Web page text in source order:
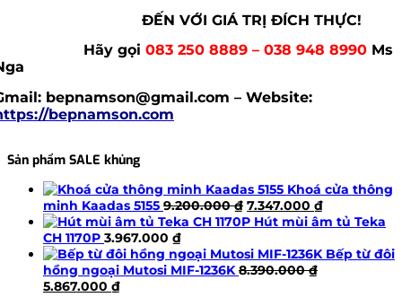
ĐẾN VỚI GIÁ TRỊ ĐÍCH THỰC!
gọi 083 250 8889 – 038 948 8990 Ms
bepnamson@gmail.com – Website:
bepnamson.com
Sản phẩm SALE khủng
Khoá cửa thông
minh Kaadas 5155 9.200.000₫ Giá
gốc
9.200.000 ₫.
7.347.000 ₫Giá
hiện
là:
Hút mùi âm tủ Teka
CH 1170P 3.967.000 ₫
Bếp từ đôi
hồng ngoại Mutosi MIF-1236K 8.390.000₫
Giá
5.867.000 ₫Giá